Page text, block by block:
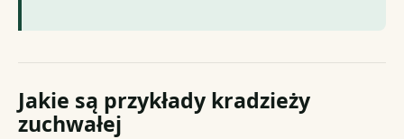
Jakie są przykłady kradzieży
zuchwałej